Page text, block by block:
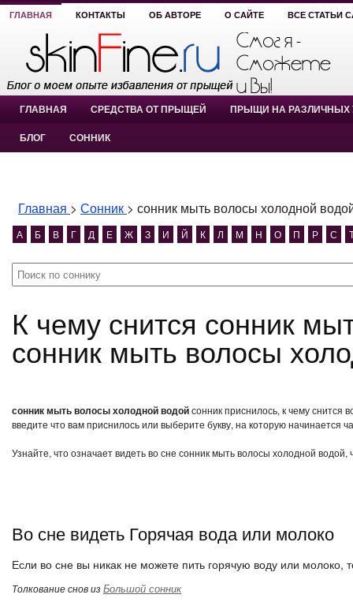
ГЛАВНАЯ КОНТАКТЫ ОБ АВТОРЕ О САЙТЕ ВСЕ СТАТЬИ
ГЛАВНАЯ СРЕДСТВА ОТ ПРЫЩЕЙ ПРЫЩИ НА РАЗЛИЧНЫХ
БЛОГ СОННИК
Главная > Сонник > сонник мыть волосы холодной
А Б В Г Д Е Ж З И Й К Л М Н О П Р С
К чему снится сонник мыть волосы холодной водой?
сонник мыть волосы
сонник мыть волосы холодной водойсонник приснилось, к чему снится
введите что вам приснилось или выберите букву, на которую начинается
Узнайте, что означает видеть во сне сонник мыть волосы холодной
Во сне видеть Горячая вода или молоко
Если во сне вы никак не можете пить горячую воду или молоко,
Толкование снов изБольшой сонник